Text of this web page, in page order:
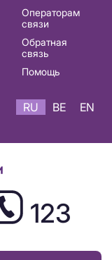
Операторам
связи
Обратная
связь
Помощь
RU BE EN
123